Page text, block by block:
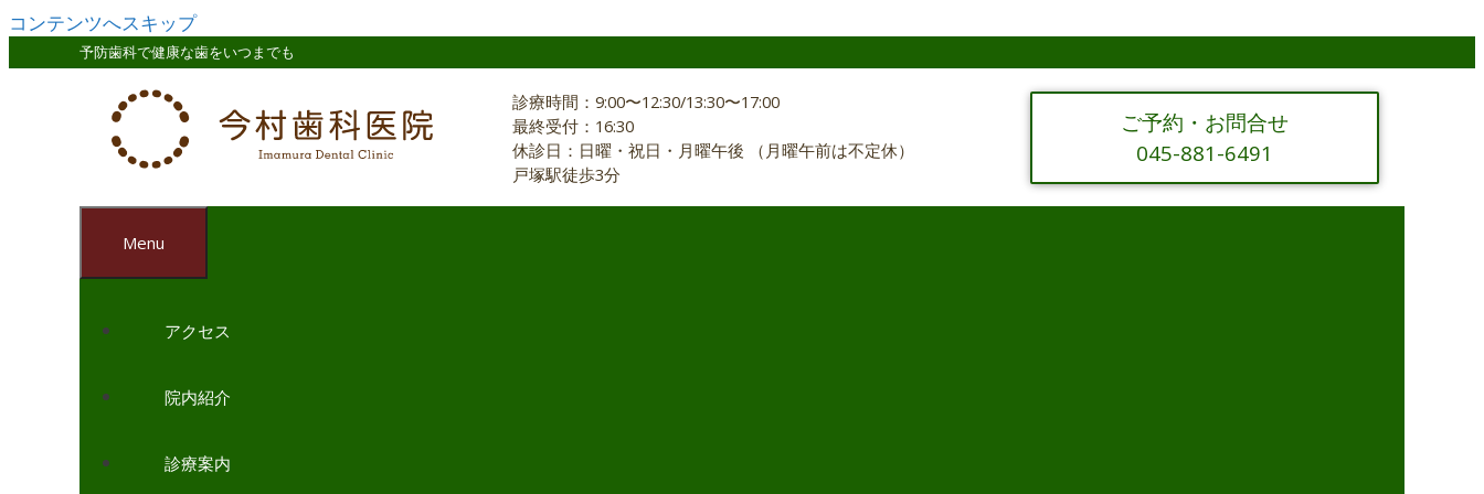
コンテンツへスキップ
予防歯科で健康な歯をいつまでも
診療時間：9:00〜12:30/13:30〜17:00
最終受付：16:30
休診日：日曜・祝日・月曜午後 （月曜午前は不定休）
戸塚駅徒歩3分
ご予約・お問合せ
045-881-6491
Menu
アクセス
院内紹介
診療案内